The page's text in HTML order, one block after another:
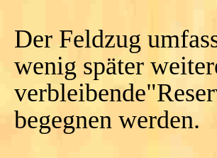
Der Feldzug
wenig später
begegnen werden.